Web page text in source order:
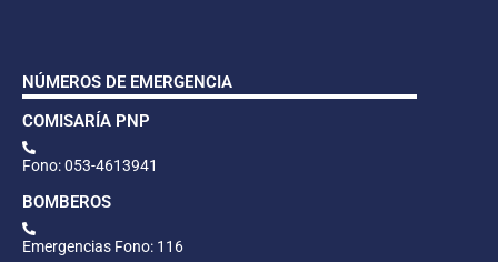
NÚMEROS DE EMERGENCIA
COMISARÍA PNP
Fono: 053-4613941
BOMBEROS
Emergencias Fono: 116